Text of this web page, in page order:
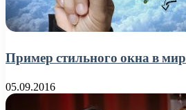
Пример стильного окна в мир
05.09.2016